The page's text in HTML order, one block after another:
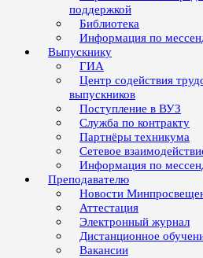
поддержкой
Библиотека
Информация по
Выпускнику
ГИА
Центр содействия
выпускников
Поступление в ВУЗ
Служба по контракту
Партнёры техникума
Сетевое
Информация по
Преподавателю
Новости
Аттестация
Электронный журнал
Дистанционное
Вакансии